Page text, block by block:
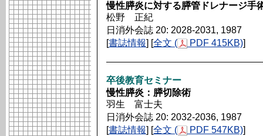
慢性膵炎に対する膵管ドレナージ手
松野 正紀
日消外会誌 20: 2028-2031, 1987
[書誌情報] [全文 ( PDF 415KB)]
卒後教育セミナー
慢性膵炎：膵切除術
羽生 富士夫
日消外会誌 20: 2032-2036, 1987
[書誌情報] [全文 ( PDF 547KB)]